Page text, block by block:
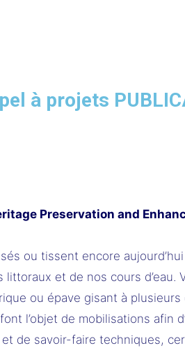
à projets
Preservation and
ou tissent encore
et de nos cours
ou épave gisant à
l’objet de mobilisations
de savoir-faire techniques,